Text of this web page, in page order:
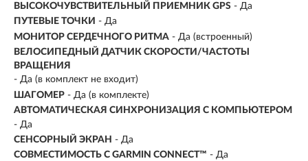
ВЫСОКОЧУВСТВИТЕЛЬНЫЙ ПРИЕМНИК GPS - Да
ПУТЕВЫЕ ТОЧКИ - Да
МОНИТОР СЕРДЕЧНОГО РИТМА - Да (встроенный)
ВЕЛОСИПЕДНЫЙ ДАТЧИК СКОРОСТИ/ЧАСТОТЫ
ВРАЩЕНИЯ
- Да (в комплект не входит)
ШАГОМЕР - Да (в комплекте)
АВТОМАТИЧЕСКАЯ СИНХРОНИЗАЦИЯ С КОМПЬЮТЕРОМ
- Да
СЕНСОРНЫЙ ЭКРАН - Да
СОВМЕСТИМОСТЬ С GARMIN CONNECT™ - Да